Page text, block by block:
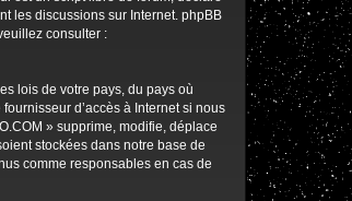
les discussions sur Internet. phpBB
consulter :
lois de votre pays, du pays où
d’accès à Internet si nous
» supprime, modifie, déplace
stockées dans notre base de
comme responsables en cas de